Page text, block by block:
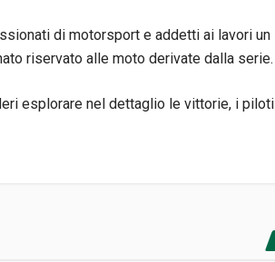
di motorsport e addetti ai lavori un
riservato alle moto derivate dalla serie.
esplorare nel dettaglio le vittorie, i piloti